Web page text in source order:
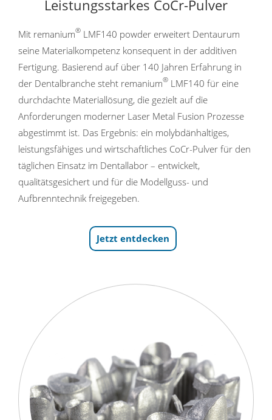
Leistungsstarkes CoCr-Pulver
Mit remanium® LMF140 powder erweitert Dentaurum
seine Materialkompetenz konsequent in der additiven
Fertigung. Basierend auf über 140 Jahren Erfahrung in
der Dentalbranche steht remanium® LMF140 für eine
durchdachte Materiallösung, die gezielt auf die
Anforderungen moderner Laser Metal Fusion Prozesse
abgestimmt ist. Das Ergebnis: ein molybdänhaltiges,
leistungsfähiges und wirtschaftliches CoCr-Pulver für den
täglichen Einsatz im Dentallabor – entwickelt,
qualitätsgesichert und für die Modellguss- und
Aufbrenntechnik freigegeben.
Jetzt entdecken